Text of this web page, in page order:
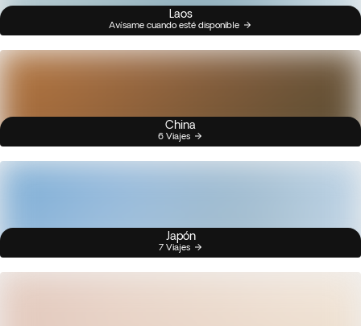
Laos
Avísame cuando esté disponible
China
6 Viajes
Japón
7 Viajes